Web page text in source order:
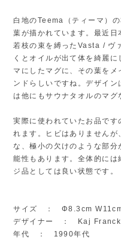
白地のTeema（ティーマ）
葉が描かれています。最近
若枝の束を縛ったVasta / ヴ
くとオイルが出て体を綺麗
マにしたマグに、その葉を
ンドらしいですね。デザイ
は他にもサウナタオルのマグ
実際に使われていたお品です
れます。ヒビはありませんが
な、極小の欠けのような部
能性もあります。全体的に
ジ品としては良い状態です。
サイズ ： Φ8.3cm
デザイナー ： Kaj
年代 ： 1990年代